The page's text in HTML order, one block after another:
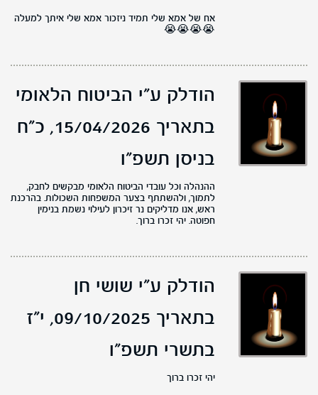
אח של אמא שלי תמיד ניזכור אמא שלי איתך למעלה
😭😭😭😭
הודלק ע"י הביטוח הלאומי
בתאריך 15/04/2026,
כ"ח
בניסן תשפ"ו
ההנהלה וכל עובדי הביטוח הלאומי מבקשים לחבק,
לתמוך, ולהשתתף בצער המשפחות השכולות. בהרכנת
ראש, אנו מדליקים נר זיכרון לעילוי נשמת בנימין
חפוטה. יהי זכרו ברוך.
הודלק ע"י שושי חן
בתאריך 09/10/2025,
י"ז
בתשרי תשפ"ו
יהי זכרו ברוך